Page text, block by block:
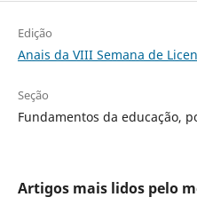
Edição
Anais da VIII Semana de
Seção
Fundamentos da educação,
Artigos mais lidos pelo